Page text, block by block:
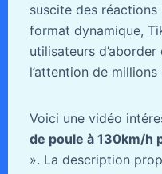
suscite des réactions
format dynamique,
utilisateurs
l’attention de
Voici une vidéo
de poule à 130km/h
». La description